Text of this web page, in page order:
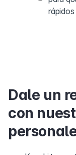
rápidos
Dale un
con